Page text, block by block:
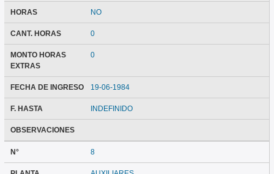
HORAS NO
CANT. HORAS 0
MONTO HORAS
EXTRAS
0
FECHA DE INGRESO 19-06-1984
F. HASTA INDEFINIDO
OBSERVACIONES
N° 8